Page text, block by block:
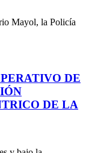
Mayol, la Policía
DE
DE LA